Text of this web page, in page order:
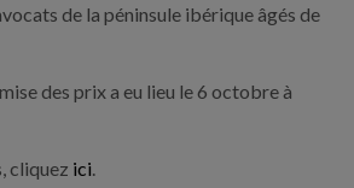
de la péninsule ibérique âgés de
des prix a eu lieu le 6 octobre à
cliquez ici